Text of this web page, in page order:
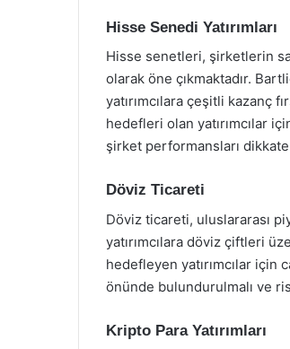
Hisse Senedi Yatırımları
Hisse senetleri, şirketlerin
olarak öne çıkmaktadır.
yatırımcılara çeşitli kazanç
hedefleri olan yatırımcılar
şirket performansları dikkate
Döviz Ticareti
Döviz ticareti, uluslararası
yatırımcılara döviz çiftleri
hedefleyen yatırımcılar için
önünde bulundurulmalı ve
Kripto Para Yatırımları